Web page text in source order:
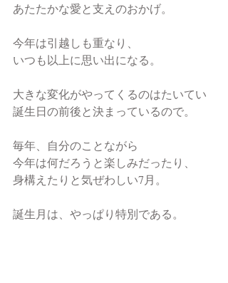
あたたかな愛と支えのおかげ。
今年は引越しも重なり、
いつも以上に思い出になる。
大きな変化がやってくるのはたいてい
誕生日の前後と決まっているので。
毎年、自分のことながら
今年は何だろうと楽しみだったり、
身構えたりと気ぜわしい7月。
誕生月は、やっぱり特別である。